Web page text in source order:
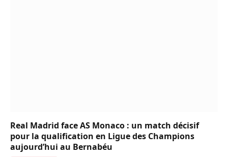
Real Madrid face AS Monaco : un match décisif
pour la qualification en Ligue des Champions
aujourd’hui au Bernabéu